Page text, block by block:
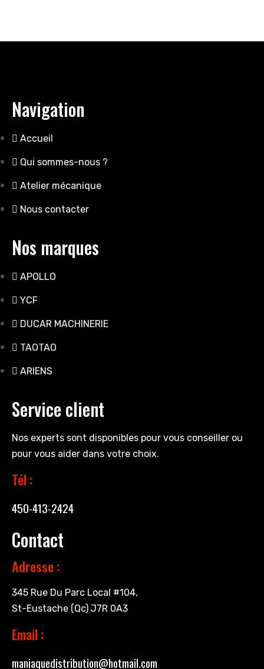
Navigation
Accueil
Qui sommes-nous ?
Atelier mécanique
Nous contacter
Nos marques
APOLLO
YCF
DUCAR MACHINERIE
TAOTAO
ARIENS
Service client
Nos experts sont disponibles pour vous conseiller ou
pour vous aider dans votre choix.
Tél :
450-413-2424
Contact
Adresse :
345 Rue Du Parc Local #104,
St-Eustache (Qc) J7R 0A3
Email :
maniaquedistribution@hotmail.com